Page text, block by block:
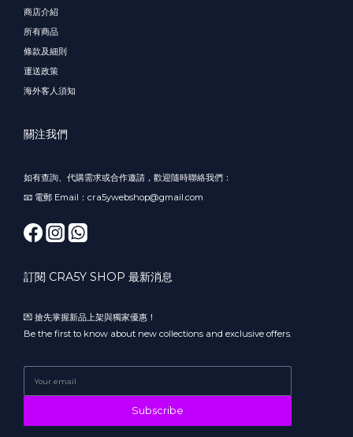
商店介紹
所有商品
條款及細則
運送政策
海外客人須知
關注我們
如有查詢、代購需求或合作邀請，歡迎隨時聯絡我們：
📧 電郵 Email：cra5ywebshop@gmail.com
訂閱 CRA5Y SHOP 最新消息
💌 搶先掌握新品上架與獨家優惠！
Be the first to know about new collections and exclusive offers.
Subscribe